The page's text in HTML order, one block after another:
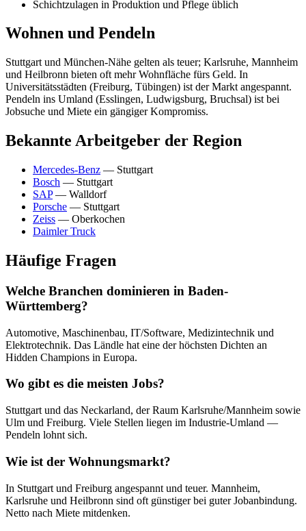
Schichtzulagen in Produktion und Pflege üblich
Wohnen und Pendeln
Stuttgart und München-Nähe gelten als teuer; Karlsruhe, Mannheim
und Heilbronn bieten oft mehr Wohnfläche fürs Geld. In
Universitätsstädten (Freiburg, Tübingen) ist der Markt angespannt.
Pendeln ins Umland (Esslingen, Ludwigsburg, Bruchsal) ist bei
Jobsuche und Miete ein gängiger Kompromiss.
Bekannte Arbeitgeber der Region
Mercedes-Benz — Stuttgart
Bosch — Stuttgart
SAP— Walldorf
Porsche — Stuttgart
Zeiss — Oberkochen
Daimler Truck
Häufige Fragen
Welche Branchen dominieren in Baden-
Württemberg?
Automotive, Maschinenbau, IT/Software, Medizintechnik und
Elektrotechnik. Das Ländle hat eine der höchsten Dichten an
Hidden Champions in Europa.
Wo gibt es die meisten Jobs?
Stuttgart und das Neckarland, der Raum Karlsruhe/Mannheim sowie
Ulm und Freiburg. Viele Stellen liegen im Industrie-Umland —
Pendeln lohnt sich.
Wie ist der Wohnungsmarkt?
In Stuttgart und Freiburg angespannt und teuer. Mannheim,
Karlsruhe und Heilbronn sind oft günstiger bei guter Jobanbindung.
Netto nach Miete mitdenken.